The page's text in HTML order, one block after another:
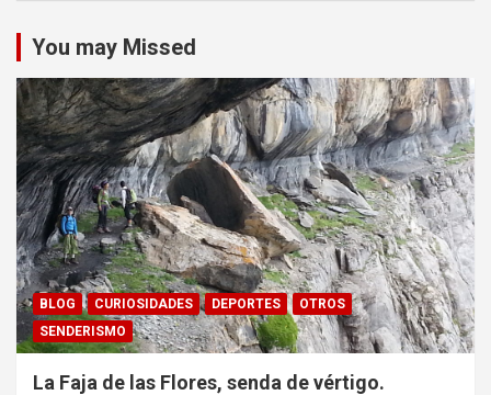
You may Missed
BLOG CURIOSIDADES DEPORTES
OTROS
SENDERISMO
La Faja de las Flores, senda de vértigo.